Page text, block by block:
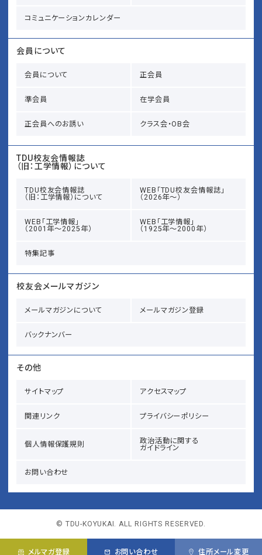
コミュニケーションカレンダー
会員について
会員について 正会員
準会員 在学会員
正会員へのお誘い クラス会・OB会
TDU校友会情報誌
（旧：工学情報）について
TDU校友会情報誌
（旧：工学情報）について
WEB「TDU校友会情報誌」
（2026年～）
WEB「工学情報」
（2001年～2025年）
WEB「工学情報」
（1925年～2000年）
特集記事
校友会メールマガジン
メールマガジンについて メールマガジン登録
バックナンバー
その他
サイトマップ アクセスマップ
関連リンク プライバシーポリシー
個人情報保護規則
政治活動に関する
ガイドライン
お問い合わせ
メルマガ登録 お問い合わせ 住所メール変更
© TDU-KOYUKAI. ALL RIGHTS RESERVED.